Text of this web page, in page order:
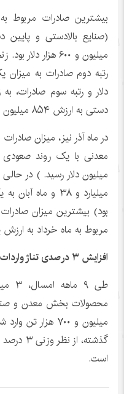
بیشترین صادرات مربوط
میلیون و ۶۰۰
دلار و رتبه سوم صادرات،
دستی به ارزش ۸۵۴ میلیون و ۳۰۰ هزار دلار اختصاص یافت.
در ماه آذر نیز، میزان
میلیون دلار رسید. ) در
بود) بیشترین میزان
مربوط به ماه خرداد به ارزش یک میلیارد و
افزایش ۳ درصدی تناژ واردات
میلیون و ۷۰۰
است.